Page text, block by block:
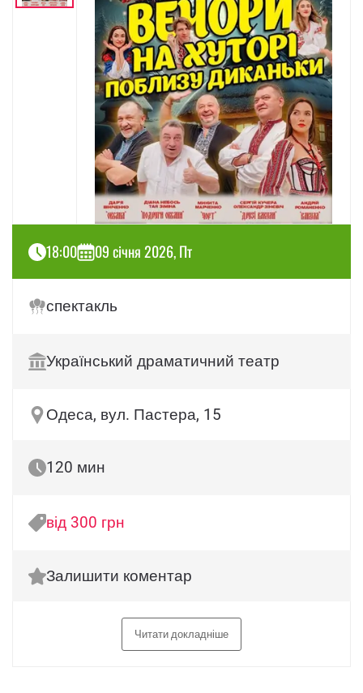
18:00 09 січня 2026, Пт
спектакль
Український драматичний театр
Одеса, вул. Пастера, 15
120 мин
від 300 грн
Залишити коментар
Читати докладніше